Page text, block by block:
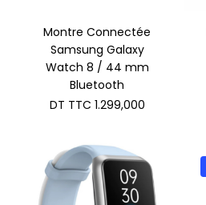
Montre Connectée
Samsung Galaxy
Watch 8 / 44 mm
Bluetooth
DT TTC 1.299,000